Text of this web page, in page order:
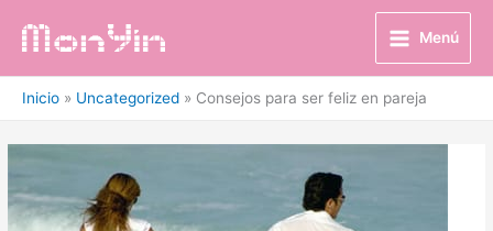
Menú
Inicio Uncategorized Consejos para ser feliz en pareja